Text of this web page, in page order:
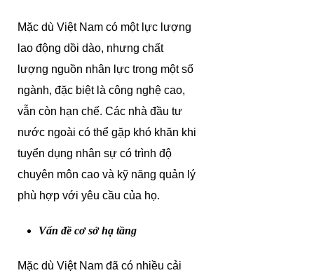
Mặc dù Việt Nam có một lực lượng
lao động dồi dào, nhưng chất
lượng nguồn nhân lực trong một số
ngành, đặc biệt là công nghệ cao,
vẫn còn hạn chế. Các nhà đầu tư
nước ngoài có thể gặp khó khăn khi
tuyển dụng nhân sự có trình độ
chuyên môn cao và kỹ năng quản lý
phù hợp với yêu cầu của họ.
Vấn đề cơ sở hạ tầng
Mặc dù Việt Nam đã có nhiều cải